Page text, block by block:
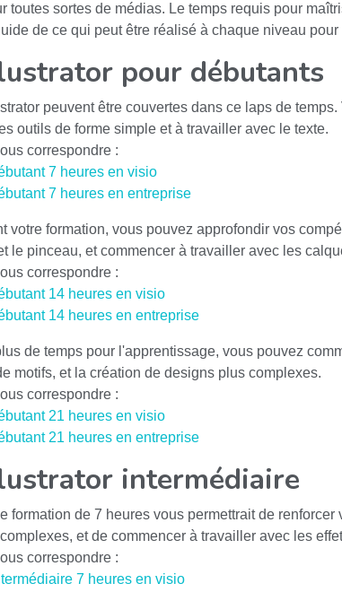
toutes sortes de médias. Le temps requis pour
de ce qui peut être réalisé à chaque niveau
pour débutants
peuvent être couvertes dans ce laps de
outils de forme simple et à travailler avec le texte.
correspondre :
7 heures en visio
7 heures en entreprise
votre formation, vous pouvez approfondir vos
le pinceau, et commencer à travailler avec les
correspondre :
14 heures en visio
14 heures en entreprise
de temps pour l'apprentissage, vous pouvez
motifs, et la création de designs plus complexes.
correspondre :
21 heures en visio
21 heures en entreprise
intermédiaire
formation de 7 heures vous permettrait de
et de commencer à travailler avec les
correspondre :
7 heures en visio